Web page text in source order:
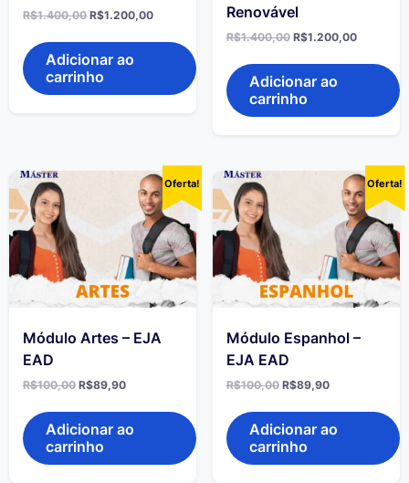
R$1.400,00 R$1.200,00
Adicionar ao
carrinho
Renovável
R$1.400,00 R$1.200,00
Adicionar ao
carrinho
Oferta!
Módulo Artes – EJA
EAD
R$100,00 R$89,90
Adicionar ao
carrinho
Oferta!
Módulo Espanhol –
EJA EAD
R$100,00 R$89,90
Adicionar ao
carrinho